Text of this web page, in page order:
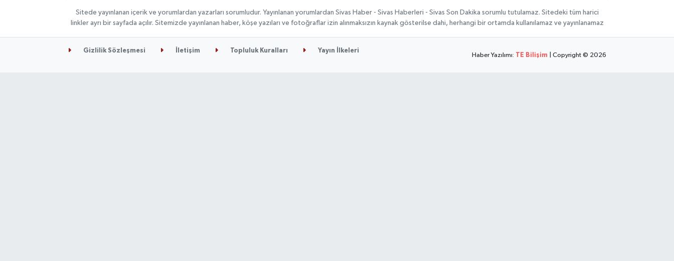
Sitede yayınlanan içerik ve yorumlardan yazarları sorumludur. Yayınlanan yorumlardan Sivas Haber - Sivas Haberleri - Sivas Son Dakika sorumlu tutulamaz. Sitedeki tüm harici
linkler ayrı bir sayfada açılır. Sitemizde yayınlanan haber, köşe yazıları ve fotoğraflar izin alınmaksızın kaynak gösterilse dahi, herhangi bir ortamda kullanılamaz ve yayınlanamaz
Gizlilik Sözleşmesi İletişim Topluluk Kuralları Yayın İlkeleri
Haber Yazılımı: TE Bilişim | Copyright © 2026